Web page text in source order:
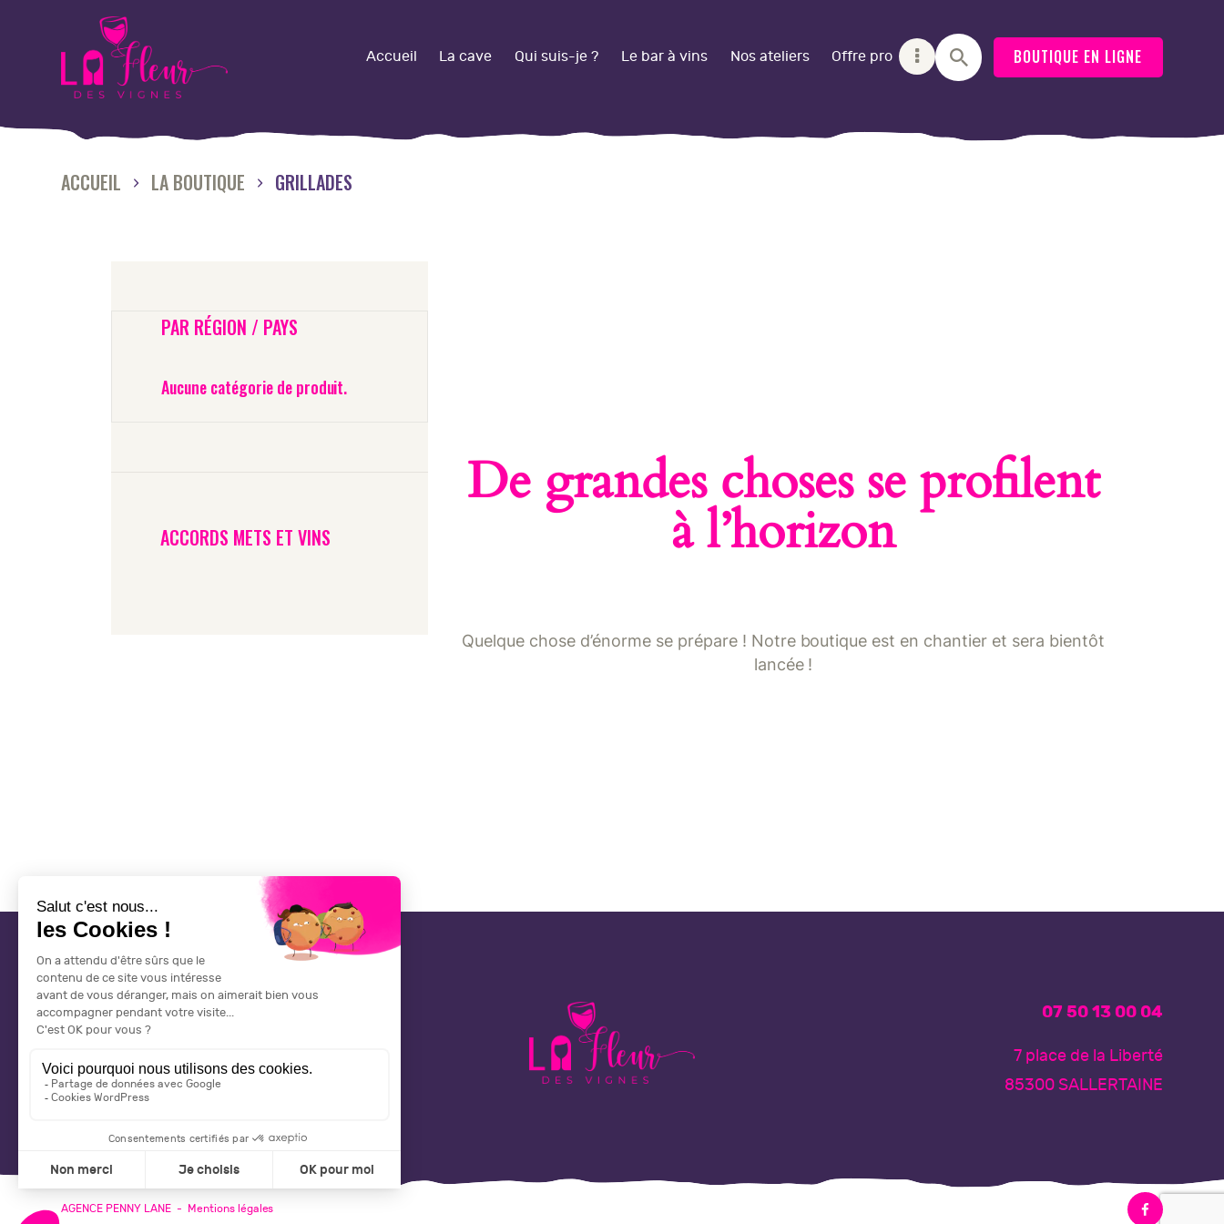
Accueil La cave Qui suis-je ? Le bar à vins Nos ateliers Offre pro BOUTIQUE EN LIGNE
ACCUEIL LA BOUTIQUE GRILLADES
QUI SUIS-JE ?
CONTACTDe grandes choses se profilent
à l’horizon
Quelque chose d’énorme se prépare ! Notre boutique est en chantier et sera bientôt
lancée !
PAR RÉGION / PAYS
Aucune catégorie de produit.
ACCORDS METS ET VINS
CONTACT
07 50 13 00 04
7 place de la Liberté
85300 SALLERTAINE
AGENCE PENNY LANE- Mentions légales